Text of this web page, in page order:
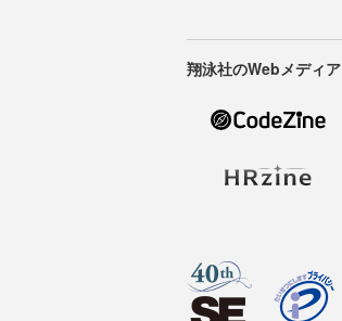
翔泳社のWebメディア